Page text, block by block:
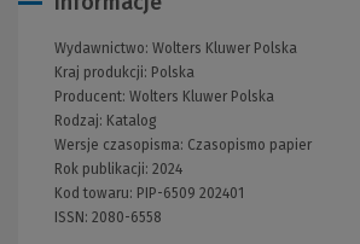
Wydawnictwo: Wolters Kluwer Polska
Kraj produkcji: Polska
Producent: Wolters Kluwer Polska
Rodzaj: Katalog
Wersje czasopisma: Czasopismo papier
Rok publikacji: 2024
Kod towaru: PIP-6509 202401
ISSN: 2080-6558